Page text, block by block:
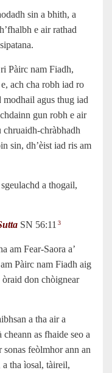
sin a bhith, a
e air rathad
Pàirc nam Fiadh,
ach cha robh iad ro
agus thug iad
gun robh e air
chruaidh-chràbhadh
sin, dh’èist iad ris am
a thogail,
SN 56:11 3
am Fear-Saora a’
Pàirc nam Fiadh aig
òraid don chòignear
a tha air a
cheann as fhaide seo a
feòlmhor ann an
tha ìosal, tàireil,